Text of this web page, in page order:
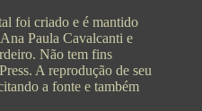
foi criado e é mantido
Paula Cavalcanti e
Não tem fins
A reprodução de seu
a fonte e também